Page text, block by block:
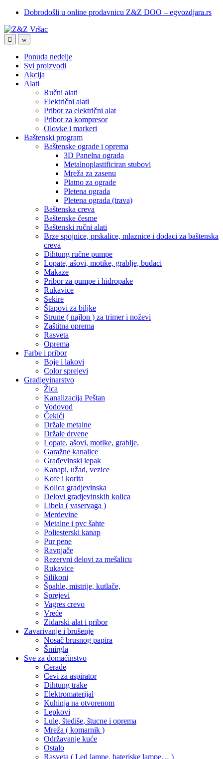
Skip
navigation
Skip
content
Dobrodošli u online prodavnicu Z&Z DOO – egvozdjara.rs
Ponuda nedelje
Svi proizvodi
Akcija
Alati
Ručni alati
Električni alati
Pribor za električni alat
Pribor za kompresor
Olovke i markeri
Baštenski program
Baštenske ograde i oprema
3D Panelna ograda
Metalnoplastificiran stubovi
Mreža za zasenu
Platno za ograde
Pletena ograda
Pletena ograda (trava)
Baštenska creva
Baštenske česme
Baštenski ručni alati
Brze spojnice, prskalice, mlaznice i dodaci za baštenska
creva
Dihtung ručne pumpe
Lopate, ašovi, motike, grablje, budaci
Makaze
Pribor za pumpe i hidropake
Rukavice
Sekire
Štapovi za biljke
Strune ( najlon ) za trimer i noževi
Zaštitna oprema
Rasveta
Oprema
Farbe i pribor
Boje i lakovi
Color sprejevi
Gradjevinarstvo
Žica
Kanalizacija Peštan
Vodovod
Čekići
Držale metalne
Držale drvene
Lopate, ašovi, motike, grablje,
Garažne kanalice
Građevinski lepak
Kanapi, užad, vezice
Kofe i korita
Kolica gradjevinska
Delovi gradjevinskih kolica
Libela ( vaservaga )
Merdevine
Metalne i pvc šahte
Poliesterski kanap
Pur pene
Ravnjače
Rezervni delovi za mešalicu
Rukavice
Silikoni
Špahle, mistrije, kutlače,
Sprejevi
Vagres crevo
Vreće
Zidarski alat i pribor
Zavarivanje i brušenje
Nosač brusnog papira
Šmirgla
Sve za domaćinstvo
Cerade
Cevi za aspirator
Dihtung trake
Elektromaterijal
Kuhinja na otvorenom
Lepkovi
Lule, štediše, štucne i oprema
Mreža ( komarnik )
Održavanje kuće
Ostalo
Rasveta ( Led lampe, bateriske lampe… )